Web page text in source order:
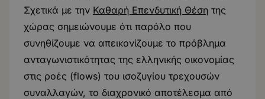
Σχετικά με την Καθαρή Επενδυτική Θέση της
χώρας σημειώνουμε ότι παρόλο που
συνηθίζουμε να απεικονίζουμε το πρόβλημα
ανταγωνιστικότητας της ελληνικής οικονομίας
στις ροές (flows) του ισοζυγίου τρεχουσών
συναλλαγών, το διαχρονικό αποτέλεσμα από